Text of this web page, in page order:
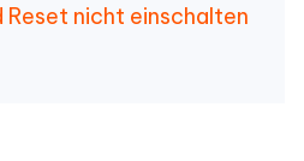
Reset nicht einschalten